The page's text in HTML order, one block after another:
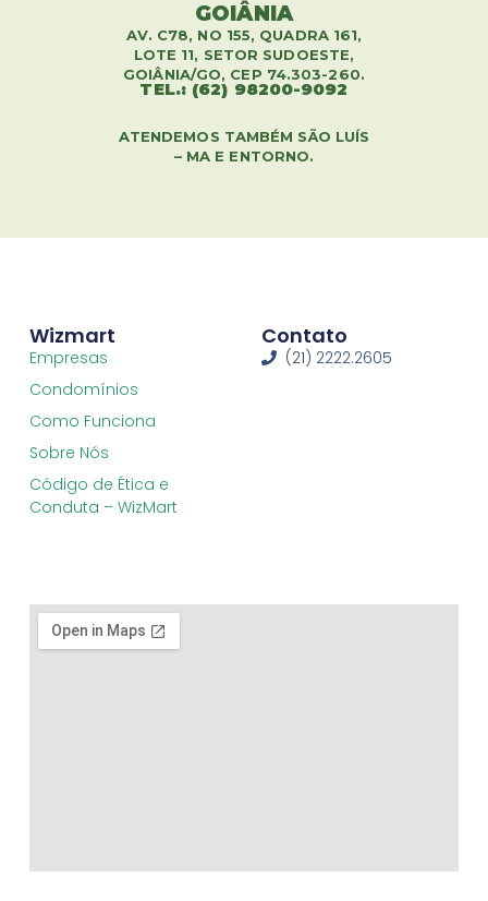
GOIÂNIA
AV. C78, NO 155, QUADRA 161,
LOTE 11, SETOR SUDOESTE,
GOIÂNIA/GO, CEP 74.303-260.
TEL.: (62) 98200-9092
ATENDEMOS TAMBÉM SÃO LUÍS
– MA E ENTORNO.
Wizmart
Empresas
Condomínios
Como Funciona
Sobre Nós
Código de Ética e
Conduta – WizMart
Contato
(21) 2222.2605